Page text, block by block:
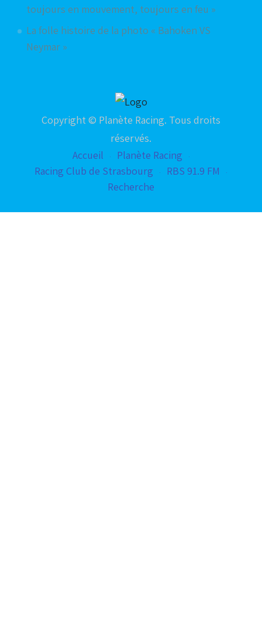
toujours en mouvement, toujours en feu »
La folle histoire de la photo « Bahoken VS
Neymar »
Copyright © Planète Racing. Tous droits
réservés.
Accueil
Planète Racing
Racing Club de Strasbourg
RBS 91.9 FM
Recherche